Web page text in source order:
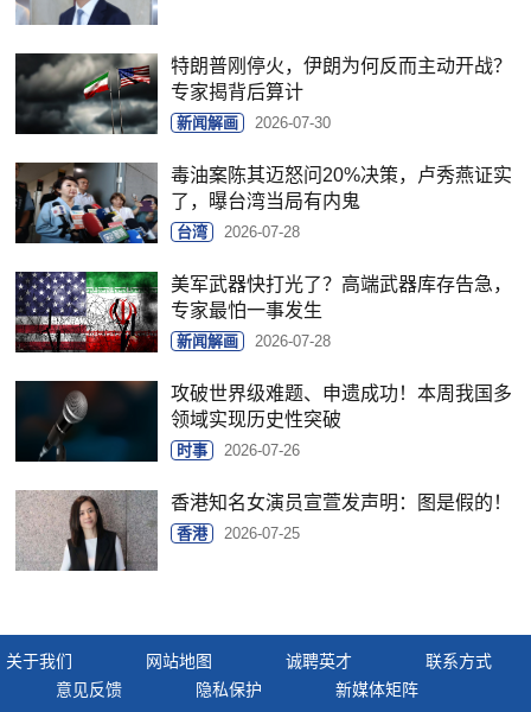
特朗普刚停火，伊朗为何反而主动开战？
专家揭背后算计
新闻解画 2026-07-30
毒油案陈其迈怒问20%决策，卢秀燕证实
了，曝台湾当局有内鬼
台湾 2026-07-28
美军武器快打光了？高端武器库存告急，
专家最怕一事发生
新闻解画 2026-07-28
攻破世界级难题、申遗成功！本周我国多
领域实现历史性突破
时事 2026-07-26
香港知名女演员宣萱发声明：图是假的！
香港 2026-07-25
关于我们 网站地图 诚聘英才
联系方式
意见反馈
隐私保护 新媒体矩阵